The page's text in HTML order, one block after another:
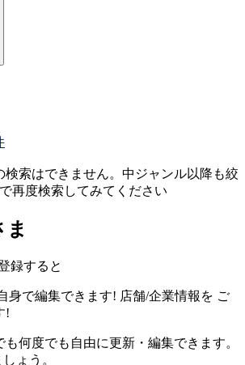
検索はできません。中ジャンル以降も絞
再度検索してみてください
録すると
身で編集できます! 店舗/企業情報を ご
!
何度でも自由に更新・編集できます。
ょう。